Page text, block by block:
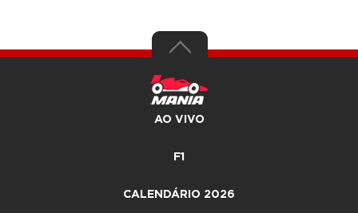
AO VIVO
F1
CALENDÁRIO 2026